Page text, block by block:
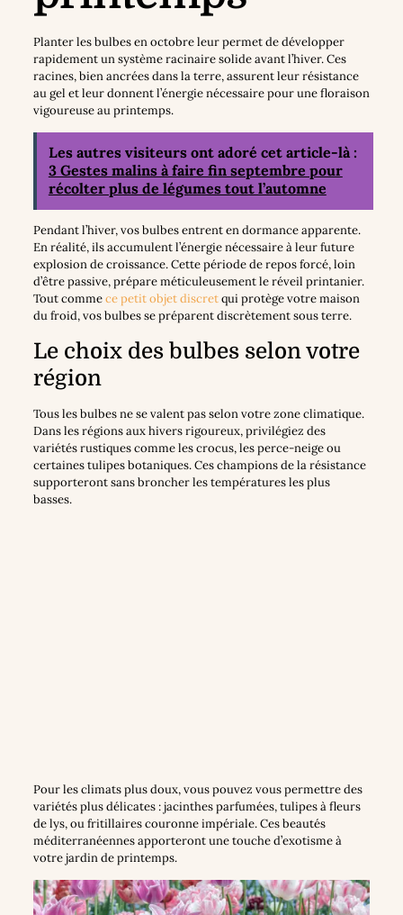
Planter les bulbes en octobre leur permet de développer
rapidement un système racinaire solide avant l’hiver. Ces
racines, bien ancrées dans la terre, assurent leur résistance
au gel et leur donnent l’énergie nécessaire pour une floraison
vigoureuse au printemps.
Les autres visiteurs ont adoré cet article-là :
3 Gestes malins à faire fin septembre pour
récolter plus de légumes tout l’automne
Pendant l’hiver, vos bulbes entrent en dormance apparente.
En réalité, ils accumulent l’énergie nécessaire à leur future
explosion de croissance. Cette période de repos forcé, loin
d’être passive, prépare méticuleusement le réveil printanier.
Tout commece petit objet discretqui protège votre maison
du froid, vos bulbes se préparent discrètement sous terre.
Le choix des bulbes selon votre
région
Tous les bulbes ne se valent pas selon votre zone climatique.
Dans les régions aux hivers rigoureux, privilégiez des
variétés rustiques comme les crocus, les perce-neige ou
certaines tulipes botaniques. Ces champions de la résistance
supporteront sans broncher les températures les plus
basses.
Pour les climats plus doux, vous pouvez vous permettre des
variétés plus délicates : jacinthes parfumées, tulipes à fleurs
de lys, ou fritillaires couronne impériale. Ces beautés
méditerranéennes apporteront une touche d’exotisme à
votre jardin de printemps.